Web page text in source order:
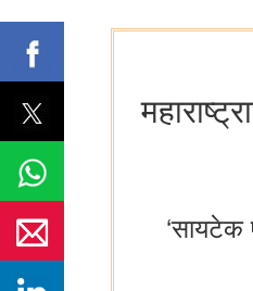
‘सायटेक